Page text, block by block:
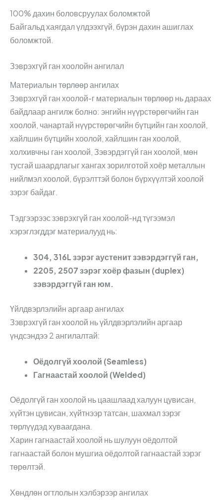
100% дахин боловсруулах боломжтой
Байгальд хаягдал үлдээхгүй, бүрэн дахин ашиглах
боломжтой.
Зэврэхгүй ган хоолойн ангилал
Материалын төрлөөр ангилах
Зэврэхгүй ган хоолой-г материалын төрлөөр нь дараах
байдлаар ангилж болно: энгийн нүүрстөрөгчийн ган
хоолой, чанартай нүүрстөрөгчийн бүтцийн ган хоолой,
хайлшин бүтцийн хоолой, хайлшин ган хоолой,
холхивчны ган хоолой, Зэвэрдэггүй ган хоолой, мөн
тусгай шаардлагыг хангах зорилготой хоёр металлын
нийлмэл хоолой, бүрэлттэй болон бүрхүүлтэй хоолой
зэрэг байдаг.
Тэдгээрээс зэврэхгүй ган хоолой-нд түгээмэл
хэрэглэгддэг материалууд нь:
304, 316L зэрэг аустенит зэвэрдэггүй ган,
2205, 2507 зэрэг хоёр фазын (duplex)
зэвэрдэггүй ган юм.
Үйлдвэрлэлийн аргаар ангилах
Зэврэхгүй ган хоолой нь үйлдвэрлэлийн аргаар
үндсэндээ 2 ангилалтай:
Оёдолгүй хоолой (Seamless)
Гагнаастай хоолой (Welded)
Оёдолгүй ган хоолой нь цаашлаад халуун цувисан,
хүйтэн цувисан, хүйтнээр татсан, шахмал зэрэг
төрлүүдэд хуваагдана.
Харин гагнаастай хоолой нь шулуун оёдолтой
гагнаастай болон мушгиа оёдолтой гагнаастай зэрэг
төрөлтэй.
Хөндлөн огтлолын хэлбэрээр ангилах